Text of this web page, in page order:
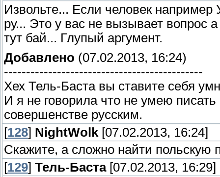
Извольте... Если человек
ру... Это у вас не вызывает вопрос
тут бай... Глупый аргумент.
Добавлено (07.02.2013, 16:24)
---------------------------------------------
Хех Тель-Баста вы ставите себя
И я не говорила что не умею
совершенстве русским.
[128] NightWolk [07.02.2013, 16:24]
Скажите, а сложно найти польскую
[129] Тель-Баста[07.02.2013, 16:29]